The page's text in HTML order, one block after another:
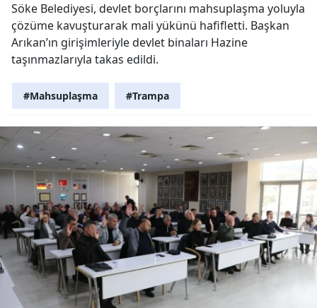
Söke Belediyesi, devlet borçlarını mahsuplaşma yoluyla
çözüme kavuşturarak mali yükünü hafifletti. Başkan
Arıkan’ın girişimleriyle devlet binaları Hazine
taşınmazlarıyla takas edildi.
#Mahsuplaşma #Trampa